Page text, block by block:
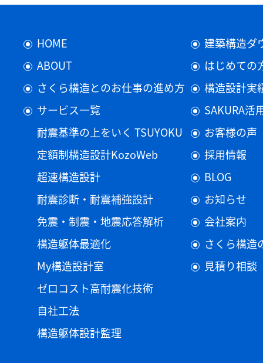
HOME
ABOUT
さくら構造とのお仕事の進め方
サービス一覧
耐震基準の上をいく TSUYOKU
定額制構造設計KozoWeb
超速構造設計
耐震診断・耐震補強設計
免震・制震・地震応答解析
構造躯体最適化
My構造設計室
ゼロコスト高耐震化技術
自社工法
構造躯体設計監理
建築構造ダ
はじめての
構造設計実
SAKURA活
お客様の声
採用情報
BLOG
お知らせ
会社案内
さくら構造
見積り相談